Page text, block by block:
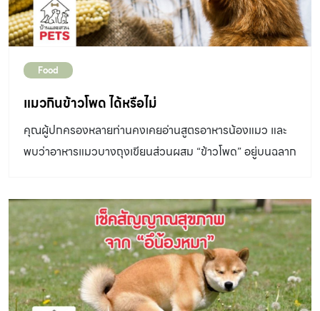
ที่เราอาจสังเกตได้ เช่น อาการหรี่ตา ตาแดง ผิวหนังตารอบ ๆ
ดวงตามีสีแดง มีคราบน้ำตาลที่ร่องตา มีอาการเกาตา หรือเอา
จากหลายเหตุ ประกอบด้วย โรคติดเชื้อในระบบทางเดินหายใจ
ส่วนต้น หรือโรคหวัดแมว น้องแมวทุกตัวสามารถเป็นหวัดได้
อย่างร่วมกัน และจากการติดเชื้อนี้ ทำให้เกิดการอักเสบของ
เยื่อบุตาขาว จึงมีน้ำตาไหลออกมาตลอดเวลา โดยน้ำตาที่ไหล
ทางเดินหายใจร่วมด้วย เช่น มีน้ำมูก จาม […]
Food
แมวกินข้าวโพด ได้หรือไม่
คุณผู้ปกครองหลายท่านคงเคยอ่านสูตรอาหารน้องแมว และ
พบว่าอาหารแมวบางถุงเขียนส่วนผสม “ข้าวโพด” อยู่บนฉลาก
ใช้ประกอบอาหารในหลากหลายเมนู เช่น ซุปข้าวโพด สลัดผัก
รวม และเมนูของหวาน อย่างพายข้าวโพด เป็นต้น แต่ข้าวโพด
ที่ผสมอยู่ในอาหารสัตว์เป็นคนละสายพันธุ์กับที่มนุษย์รับ
ประทาน คำตอบคือ แมวกินข้าวโพด อย่างที่เรากินได้ โดยไม่
เป็นอันตราย แต่ระบบทางเดินอาหารของน้องแมว อาจย่อย